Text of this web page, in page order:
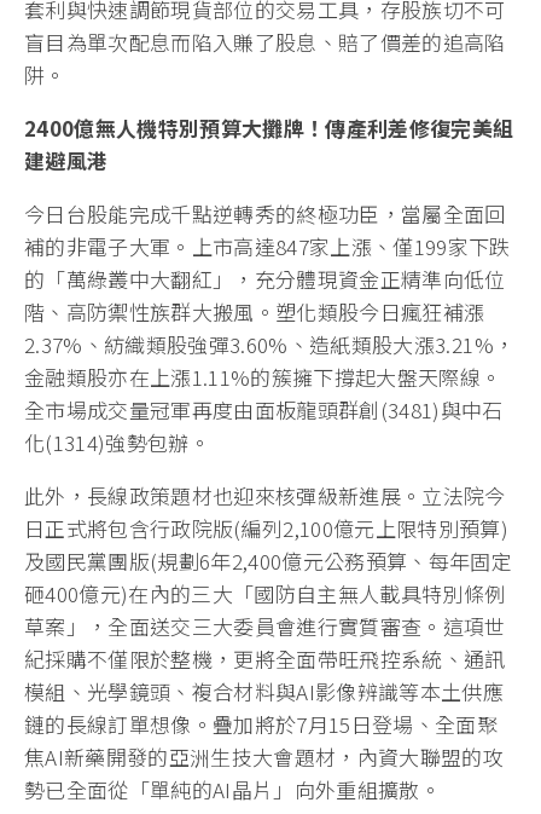
套利與快速調節現貨部位的交易工具，存股族切不可
盲目為單次配息而陷入賺了股息、賠了價差的追高陷
阱。
2400億無人機特別預算大攤牌！傳產利差修復完美組
建避風港
今日台股能完成千點逆轉秀的終極功臣，當屬全面回
補的非電子大軍。上市高達847家上漲、僅199家下跌
的「萬綠叢中大翻紅」，充分體現資金正精準向低位
階、高防禦性族群大搬風。塑化類股今日瘋狂補漲
2.37%、紡織類股強彈3.60%、造紙類股大漲3.21%，
金融類股亦在上漲1.11%的簇擁下撐起大盤天際線。
全市場成交量冠軍再度由面板龍頭群創(3481)與中石
化(1314)強勢包辦。
此外，長線政策題材也迎來核彈級新進展。立法院今
日正式將包含行政院版(編列2,100億元上限特別預算)
及國民黨團版(規劃6年2,400億元公務預算、每年固定
砸400億元)在內的三大「國防自主無人載具特別條例
草案」，全面送交三大委員會進行實質審查。這項世
紀採購不僅限於整機，更將全面帶旺飛控系統、通訊
模組、光學鏡頭、複合材料與AI影像辨識等本土供應
鏈的長線訂單想像。疊加將於7月15日登場、全面聚
焦AI新藥開發的亞洲生技大會題材，內資大聯盟的攻
勢已全面從「單純的AI晶片」向外重組擴散。